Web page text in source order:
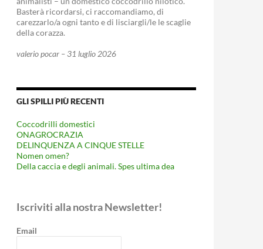
Basterà ricordarsi, ci raccomandiamo, di
carezzarlo/a ogni tanto e di lisciargli/le le scaglie
della corazza.
valerio pocar – 31 luglio 2026
GLI SPILLI PIÙ RECENTI
Coccodrilli domestici
ONAGROCRAZIA
DELINQUENZA A CINQUE STELLE
Nomen omen?
Della caccia e degli animali. Spes ultima dea
Iscriviti alla nostra Newsletter!
Email